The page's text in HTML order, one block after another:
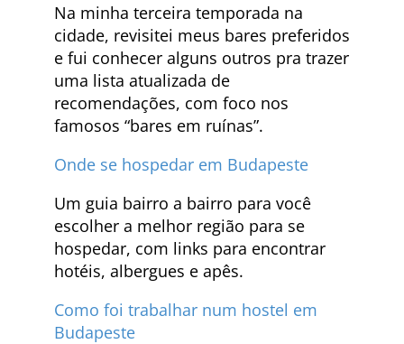
Na minha terceira temporada na
cidade, revisitei meus bares preferidos
e fui conhecer alguns outros pra trazer
uma lista atualizada de
recomendações, com foco nos
famosos “bares em ruínas”.
Onde se hospedar em Budapeste
Um guia bairro a bairro para você
escolher a melhor região para se
hospedar, com links para encontrar
hotéis, albergues e apês.
Como foi trabalhar num hostel em
Budapeste